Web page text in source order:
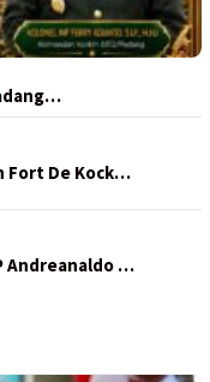
Fort De Kock…
Andreanaldo …